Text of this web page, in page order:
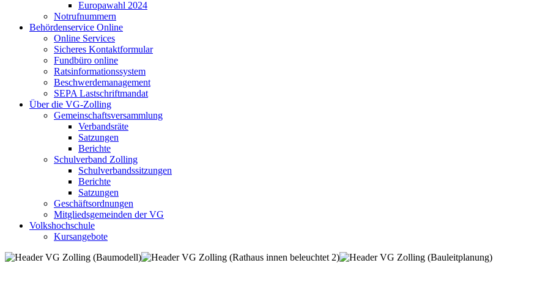
Europawahl 2024
Notrufnummern
Behördenservice Online
Online Services
Sicheres Kontaktformular
Fundbüro online
Ratsinformationssystem
Beschwerdemanagement
SEPA Lastschriftmandat
Über die VG-Zolling
Gemeinschaftsversammlung
Verbandsräte
Satzungen
Berichte
Schulverband Zolling
Schulverbandssitzungen
Berichte
Satzungen
Geschäftsordnungen
Mitgliedsgemeinden der VG
Volkshochschule
Kursangebote